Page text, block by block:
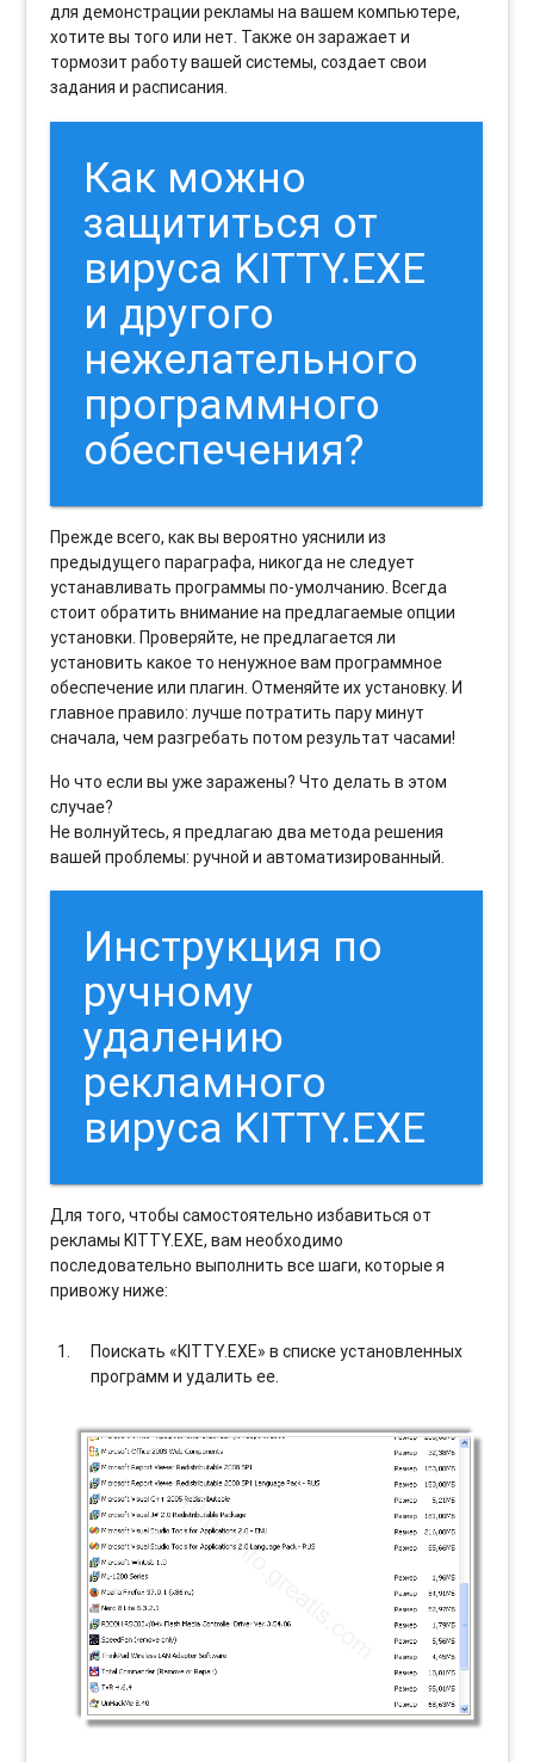
для демонстрации рекламы на вашем компьютере,
хотите вы того или нет. Также он заражает и
тормозит работу вашей системы, создает свои
задания и расписания.
Как можно
защититься от
вируса KITTY.EXE
и другого
нежелательного
программного
обеспечения?
Прежде всего, как вы вероятно уяснили из
предыдущего параграфа, никогда не следует
устанавливать программы по-умолчанию. Всегда
стоит обратить внимание на предлагаемые опции
установки. Проверяйте, не предлагается ли
установить какое то ненужное вам программное
обеспечение или плагин. Отменяйте их установку. И
главное правило: лучше потратить пару минут
сначала, чем разгребать потом результат часами!
Но что если вы уже заражены? Что делать в этом
случае?
Не волнуйтесь, я предлагаю два метода решения
вашей проблемы: ручной и автоматизированный.
Инструкция по
ручному
удалению
рекламного
вируса KITTY.EXE
Для того, чтобы самостоятельно избавиться от
рекламы KITTY.EXE, вам необходимо
последовательно выполнить все шаги, которые я
привожу ниже:
Поискать «KITTY.EXE» в списке установленных
программ и удалить ее.